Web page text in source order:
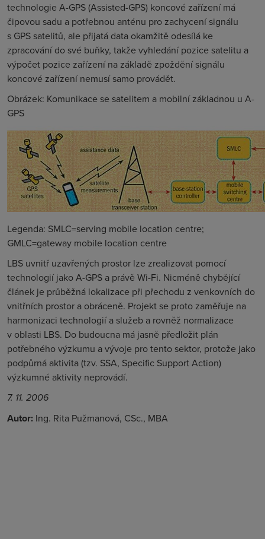
technologie A-GPS (Assisted-GPS) koncové zařízení má
čipovou sadu a potřebnou anténu pro zachycení signálu
s GPS satelitů, ale přijatá data okamžitě odesílá ke
zpracování do své buňky, takže vyhledání pozice satelitu a
výpočet pozice zařízení na základě zpoždění signálu
koncové zařízení nemusí samo provádět.
Obrázek: Komunikace se satelitem a mobilní základnou u A-
GPS
Legenda: SMLC=serving mobile location centre;
GMLC=gateway mobile location centre
LBS uvnitř uzavřených prostor lze zrealizovat pomocí
technologií jako A-GPS a právě Wi-Fi. Nicméně chybějící
článek je průběžná lokalizace při přechodu z venkovních do
vnitřních prostor a obráceně. Projekt se proto zaměřuje na
harmonizaci technologií a služeb a rovněž normalizace
v oblasti LBS. Do budoucna má jasně předložit plán
potřebného výzkumu a vývoje pro tento sektor, protože jako
podpůrná aktivita (tzv. SSA, Specific Support Action)
výzkumné aktivity neprovádí.
7. 11. 2006
Autor: Ing. Rita Pužmanová, CSc., MBA